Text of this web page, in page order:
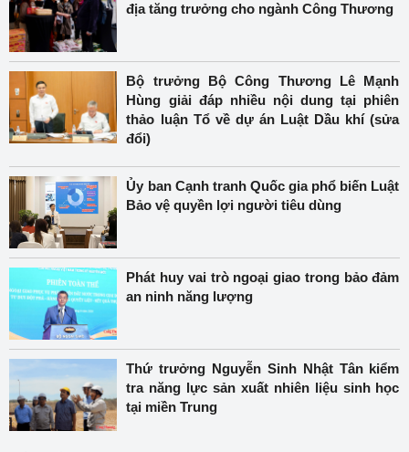
địa tăng trưởng cho ngành Công Thương
Bộ trưởng Bộ Công Thương Lê Mạnh
Hùng giải đáp nhiều nội dung tại phiên
thảo luận Tổ về dự án Luật Dầu khí (sửa
đổi)
Ủy ban Cạnh tranh Quốc gia phổ biến Luật
Bảo vệ quyền lợi người tiêu dùng
Phát huy vai trò ngoại giao trong bảo đảm
an ninh năng lượng
Thứ trưởng Nguyễn Sinh Nhật Tân kiểm
tra năng lực sản xuất nhiên liệu sinh học
tại miền Trung